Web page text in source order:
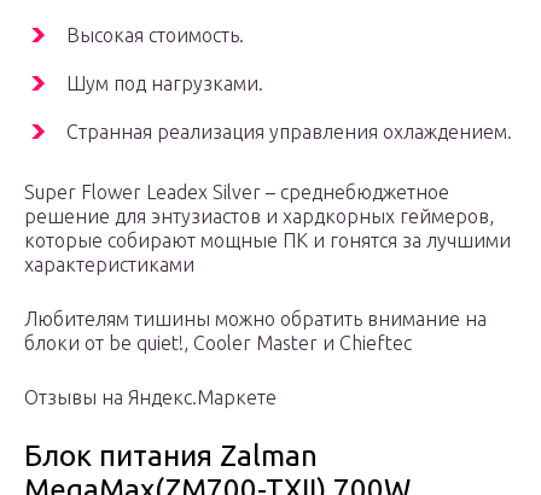
Высокая стоимость.
Шум под нагрузками.
Странная реализация управления охлаждением.
Super Flower Leadex Silver – среднебюджетное
решение для энтузиастов и хардкорных геймеров,
которые собирают мощные ПК и гонятся за лучшими
характеристиками
Любителям тишины можно обратить внимание на
блоки от be quiet!, Cooler Master и Chieftec
Отзывы на Яндекс.Маркете
Блок питания Zalman